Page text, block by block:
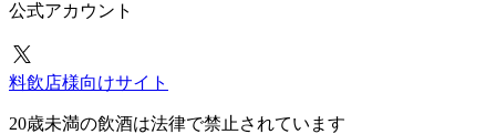
公式アカウント
料飲店様向けサイト
20歳未満の飲酒は法律で禁止されています